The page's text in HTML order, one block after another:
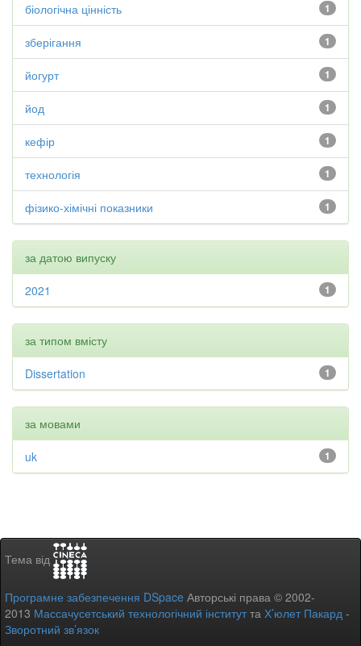
1
біологічна цінність
1
зберігання
1
йогурт
1
йод
1
кефір
1
технологія
1
фізико-хімічні показники
за датою випуску
1
2021
за типом вмісту
1
Dissertation
за мовами
1
uk
Тема від
Програмне забезпечення DSpace Авторські права © 2002-
2013 Массачусетський технологічний інститутта Х’юлет Пакард -
Зворотний зв’язок